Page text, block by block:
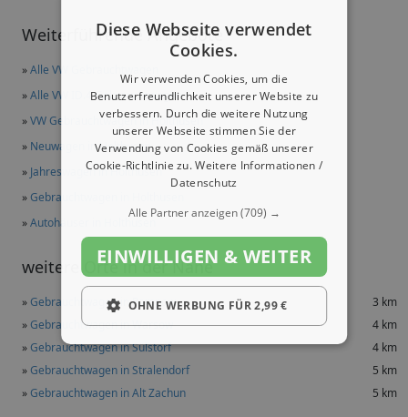
Weiterführende Angebote
»Alle VW Gebrauchtwagen
»Alle VW ID.4 Gebrauchtwagen
»VW Gebrauchtwagen in Holthusen
» Neuwagen in Holthusen
» Jahreswagen in Holthusen
»Gebrauchtwagen in Holthusen
»Autohäuser in Holthusen
weitere Orte in der Nähe
»Gebrauchtwagen in Pampow
3 km
»Gebrauchtwagen in Warsow
4 km
»Gebrauchtwagen in Sülstorf
4 km
»Gebrauchtwagen in Stralendorf
5 km
»Gebrauchtwagen in Alt Zachun 5 km
Diese Webseite verwendet
Cookies.
Wir verwenden Cookies, um die
Benutzerfreundlichkeit unserer Website zu
verbessern. Durch die weitere Nutzung
unserer Webseite stimmen Sie der
Verwendung von Cookies gemäß unserer
Cookie-Richtlinie zu.Weitere Informationen /
Datenschutz
Alle Partner anzeigen(709) →
EINWILLIGEN & WEITER
OHNE WERBUNG FÜR 2,99 €